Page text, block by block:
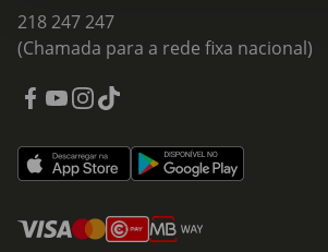
218 247 247
(Chamada para a rede fixa nacional)